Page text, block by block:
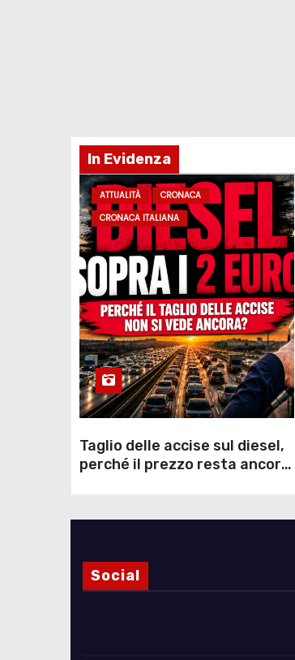
In Evidenza
ATTUALITÀ
CRONACA
CRONACA ITALIANA
Taglio delle accise sul diesel,
perché il prezzo resta ancora
Social